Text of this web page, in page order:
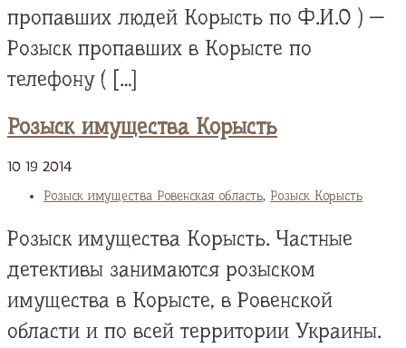
пропавших людей Корысть по Ф.И.О ) —
Розыск пропавших в Корысте по
телефону ( […]
Розыск имущества Корысть
10 19 2014
Розыск имущества Ровенская область, Розыск Корысть
Розыск имущества Корысть. Частные
детективы занимаются розыском
имущества в Корысте, в Ровенской
области и по всей территории Украины.